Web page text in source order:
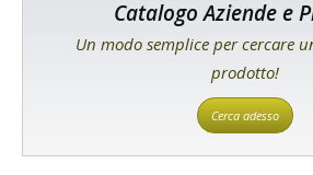
Catalogo Aziende e
Un modo semplice per cercare
prodotto!
Cerca adesso